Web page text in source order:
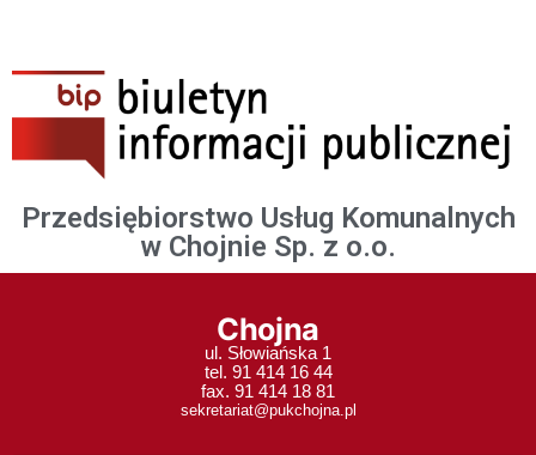
Przedsiębiorstwo Usług Komunalnych
w Chojnie Sp. z o.o.
Chojna
ul. Słowiańska 1
tel. 91 414 16 44
fax. 91 414 18 81
sekretariat@pukchojna.pl